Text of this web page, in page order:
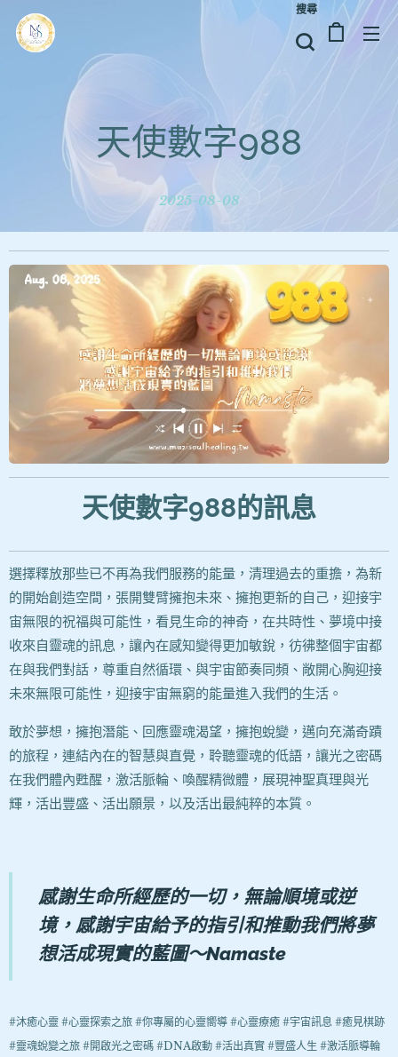
搜尋
天使數字988
2025-08-08
天使數字988的訊息
選擇釋放那些已不再為我們服務的能量，清理過去的重擔，為新
的開始創造空間，張開雙臂擁抱未來、擁抱更新的自己，迎接宇
宙無限的祝福與可能性，看見生命的神奇，在共時性、夢境中接
收來自靈魂的訊息，讓內在感知變得更加敏銳，彷彿整個宇宙都
在與我們對話，尊重自然循環、與宇宙節奏同頻、敞開心胸迎接
未來無限可能性，迎接宇宙無窮的能量進入我們的生活。
敢於夢想，擁抱潛能、回應靈魂渴望，擁抱蛻變，邁向充滿奇蹟
的旅程，連結內在的智慧與直覺，聆聽靈魂的低語，讓光之密碼
在我們體內甦醒，激活脈輪、喚醒精微體，展現神聖真理與光
輝，活出豐盛、活出願景，以及活出最純粹的本質 。
感謝生命所經歷的一切，無論順境或逆
境， 感謝宇宙給予的指引和推動我們將夢
想活成現實的藍圖～Namaste
#沐癒心靈 #心靈探索之旅 #你專屬的心靈嚮導 #心靈療癒 #宇宙訊息 #癒見棋跡
#靈魂蛻變之旅 #開啟光之密碼 #DNA啟動 #活出真實 #豐盛人生 #激活脈導輪